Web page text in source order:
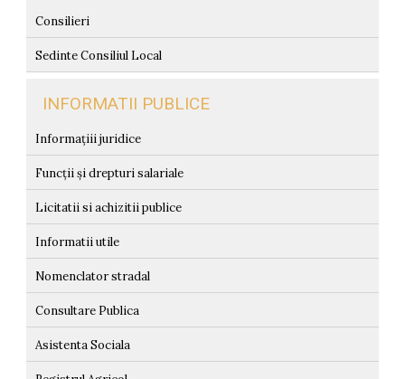
Consilieri
Sedinte Consiliul Local
INFORMATII PUBLICE
Informațiii juridice
Funcții și drepturi salariale
Licitatii si achizitii publice
Informatii utile
Nomenclator stradal
Consultare Publica
Asistenta Sociala